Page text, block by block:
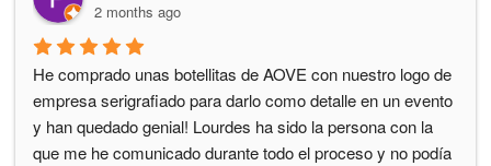
2 months ago
He comprado unas botellitas de AOVE con nuestro logo de
empresa serigrafiado para darlo como detalle en un evento
y han quedado genial! Lourdes ha sido la persona con la
que me he comunicado durante todo el proceso y no podía